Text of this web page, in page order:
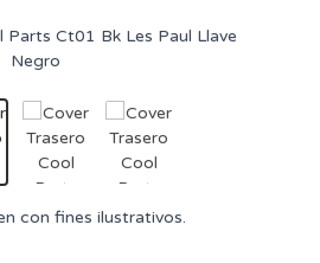
con fines ilustrativos.